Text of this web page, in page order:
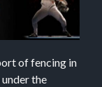
of fencing in
the